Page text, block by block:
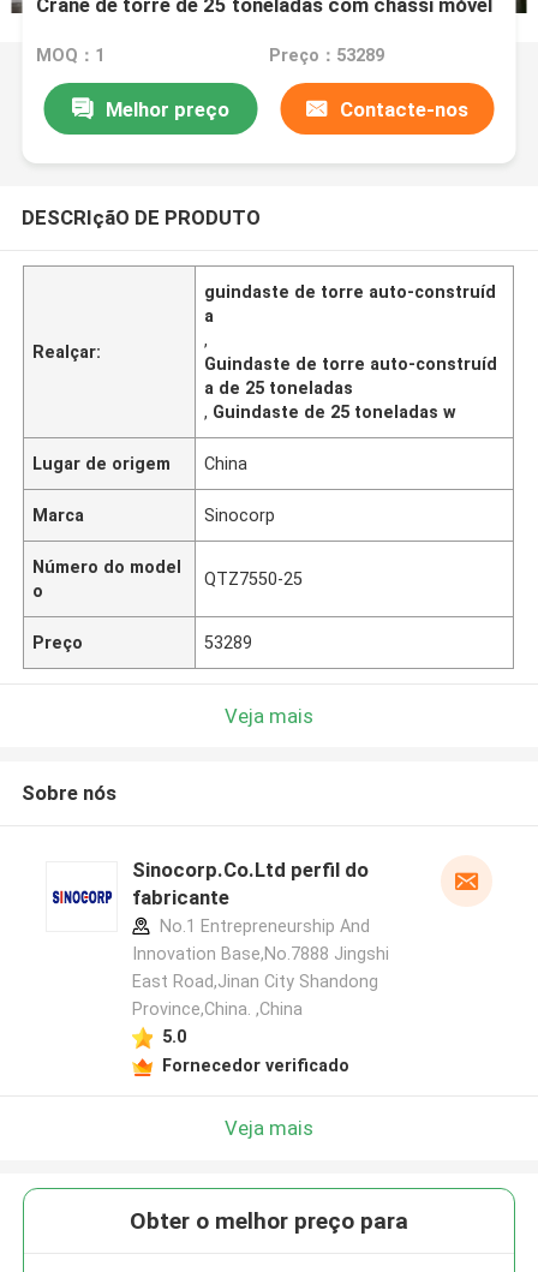
MOQ：1 Preço：53289
Melhor preço Contacte-nos
DESCRIçãO DE PRODUTO
Realçar:
guindaste de torre auto-construíd
a
,
Guindaste de torre auto-construíd
a de 25 toneladas
, Guindaste de 25 toneladas w
Lugar de origem China
Marca Sinocorp
Número do model
o
QTZ7550-25
Preço 53289
Veja mais
Sobre nós
Sinocorp.Co.Ltd perfil do
fabricante
No.1 Entrepreneurship And
Innovation Base,No.7888 Jingshi
East Road,Jinan City Shandong
Province,China. ,China
5.0
Fornecedor verificado
Veja mais
Obter o melhor preço para